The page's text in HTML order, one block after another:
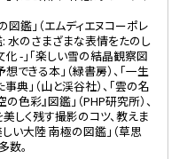
図鑑」（エムディエヌコーポレ
: 水のさまざまな表情をたのし
化 -」「楽しい雪の結晶観察図
できる本」（緑書房）、「一生
」（山と渓谷社）、「雲の名
色彩』図鑑」（PHP研究所）、
しく残す撮影のコツ、教えま
い大陸 南極の図鑑」（草思
数。